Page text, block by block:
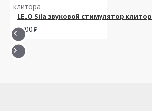
LELO Sila звуковой стимулятор
9900